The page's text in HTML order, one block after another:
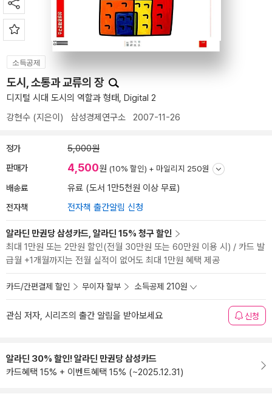
소득공제
도시, 소통과 교류의 장
디지털 시대 도시의 역할과 형태, Digital 2
강현수 (지은이) 삼성경제연구소 2007-11-26
정가 5,000원
판매가 4,500원 (10% 할인) + 마일리지 250원
배송료 유료 (도서 1만5천원 이상 무료)
전자책 전자책 출간알림 신청
알라딘 만권당 삼성카드, 알라딘 15% 청구 할인
최대 1만원 또는 2만원 할인(전월 30만원 또는 60만원 이용 시) / 카드 발
급월 +1개월까지는 전월 실적이 없어도 최대 1만원 혜택 제공
카드/간편결제 할인 무이자 할부 소득공제 210원
관심 저자, 시리즈의 출간 알림을 받아보세요 신청
알라딘 30% 할인! 알라딘 만권당 삼성카드
카드혜택 15% + 이벤트혜택 15% (~2025.12.31)